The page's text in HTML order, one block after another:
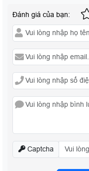
Đánh giá của bạn:
Captcha